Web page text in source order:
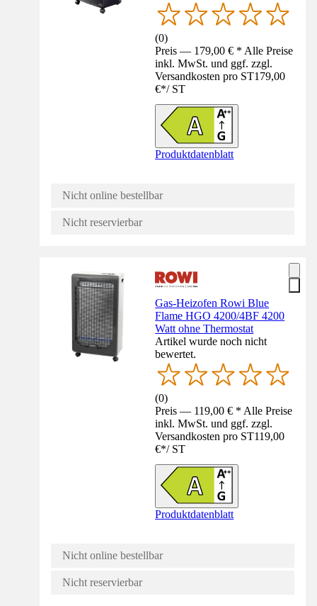
(0)
Preis — 179,00 € * Alle Preise
inkl. MwSt. und ggf. zzgl.
Versandkosten pro ST179,00
€*/ ST
Produktdatenblatt
Nicht online bestellbar
Nicht reservierbar
Gas-Heizofen Rowi Blue
Flame HGO 4200/4BF 4200
Watt ohne Thermostat
Artikel wurde noch nicht
bewertet.
(0)
Preis — 119,00 € * Alle Preise
inkl. MwSt. und ggf. zzgl.
Versandkosten pro ST119,00
€*/ ST
Produktdatenblatt
Nicht online bestellbar
Nicht reservierbar